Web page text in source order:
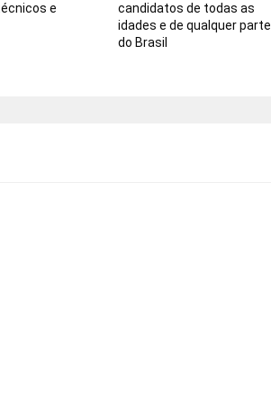
e
candidatos de todas as
idades e de qualquer parte
do Brasil